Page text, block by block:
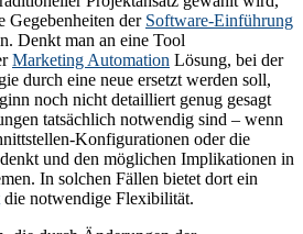
Gegebenheiten der Software-Einführung
Denkt man an eine Tool
Marketing Automation Lösung, bei der
durch eine neue ersetzt werden soll,
noch nicht detailliert genug gesagt
tatsächlich notwendig sind – wenn
Konfigurationen oder die
und den möglichen Implikationen in
In solchen Fällen bietet dort ein
die notwendige Flexibilität.